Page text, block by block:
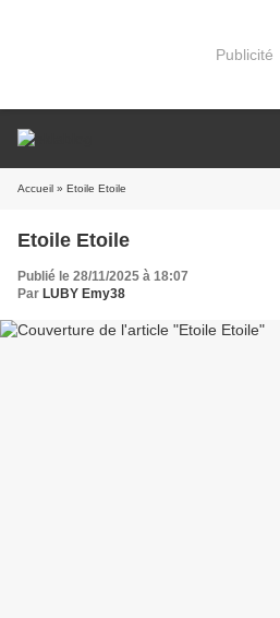
Publicité
Accueil » Etoile Etoile
Etoile Etoile
Publié le 28/11/2025 à 18:07
Par LUBY Emy38